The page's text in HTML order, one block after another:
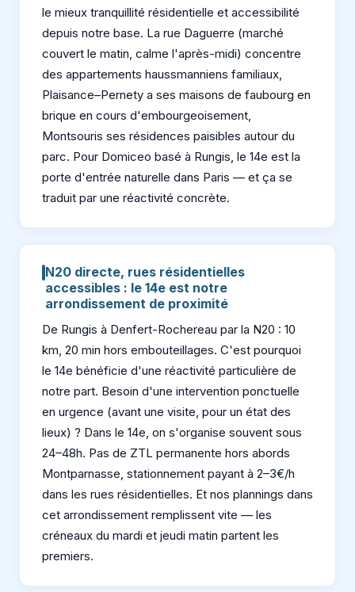
le mieux tranquillité résidentielle et accessibilité
depuis notre base. La rue Daguerre (marché
couvert le matin, calme l'après-midi) concentre
des appartements haussmanniens familiaux,
Plaisance–Pernety a ses maisons de faubourg en
brique en cours d'embourgeoisement,
Montsouris ses résidences paisibles autour du
parc. Pour Domiceo basé à Rungis, le 14e est la
porte d'entrée naturelle dans Paris — et ça se
traduit par une réactivité concrète.
N20 directe, rues résidentielles
accessibles : le 14e est notre
arrondissement de proximité
De Rungis à Denfert-Rochereau par la N20 : 10
km, 20 min hors embouteillages. C'est pourquoi
le 14e bénéficie d'une réactivité particulière de
notre part. Besoin d'une intervention ponctuelle
en urgence (avant une visite, pour un état des
lieux) ? Dans le 14e, on s'organise souvent sous
24–48h. Pas de ZTL permanente hors abords
Montparnasse, stationnement payant à 2–3€/h
dans les rues résidentielles. Et nos plannings dans
cet arrondissement remplissent vite — les
créneaux du mardi et jeudi matin partent les
premiers.